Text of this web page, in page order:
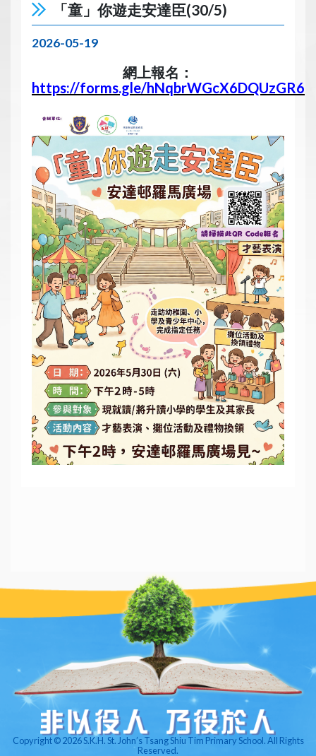
「童」你遊走安達臣(30/5)
2026-05-19
網上報名：
https://forms.gle/hNqbrWGcX6DQUzGR6
Copyright © 2026 S.K.H. St. John’s Tsang Shiu Tim Primary School. All Rights
Reserved.